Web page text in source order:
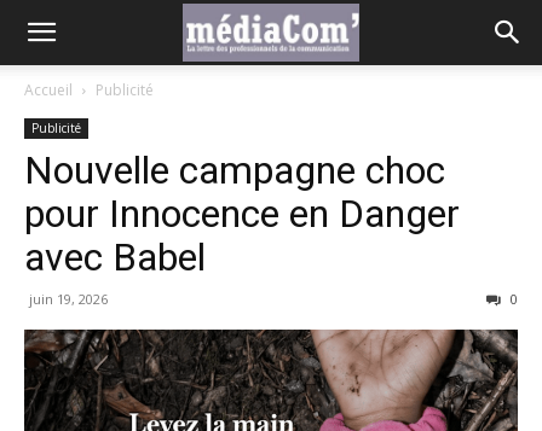
Accueil Publicité
Publicité
Nouvelle campagne choc
pour Innocence en Danger
avec Babel
juin 19, 2026 0